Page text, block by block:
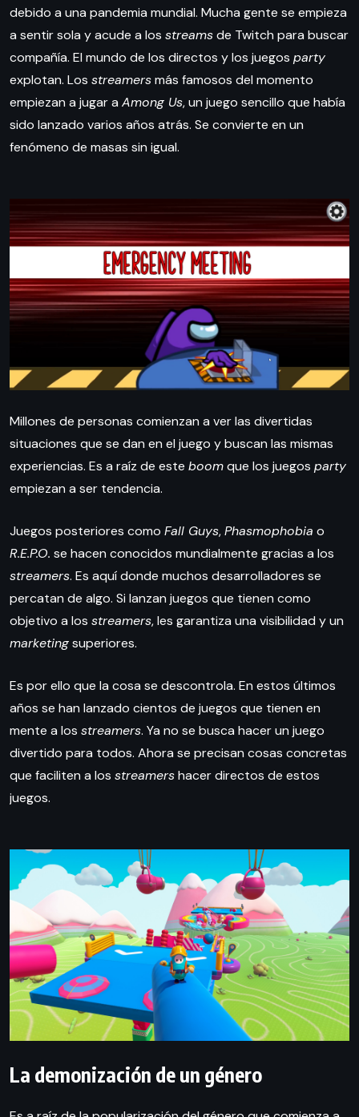
debido a una pandemia mundial. Mucha gente se empieza
a sentir sola y acude a los streamsde Twitch para buscar
compañía. El mundo de los directos y los juegos party
explotan. Los streamersmás famosos del momento
empiezan a jugar a Among Us, un juego sencillo que había
sido lanzado varios años atrás. Se convierte en un
fenómeno de masas sin igual.
Millones de personas comienzan a ver las divertidas
situaciones que se dan en el juego y buscan las mismas
experiencias. Es a raíz de este boomque los juegos party
empiezan a ser tendencia.
Juegos posteriores como Fall Guys,Phasmophobia o
R.E.P.O. se hacen conocidos mundialmente gracias a los
streamers. Es aquí donde muchos desarrolladores se
percatan de algo. Si lanzan juegos que tienen como
objetivo a los streamers, les garantiza una visibilidad y un
marketingsuperiores.
Es por ello que la cosa se descontrola. En estos últimos
años se han lanzado cientos de juegos que tienen en
mente a los streamers. Ya no se busca hacer un juego
divertido para todos. Ahora se precisan cosas concretas
que faciliten a los streamershacer directos de estos
juegos.
La demonización de un género